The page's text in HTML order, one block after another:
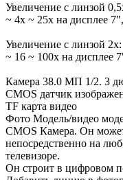
Увеличение с линзой
~ 4х ~ 25х на дисплее
Увеличение с линзой 2х:
~ 16 ~ 100х на дисплее
Камера 38.0 МП 1/2. 3
CMOS датчик
TF карта видео
Фото Модель/видео
CMOS Камера. Он
непосредственно на
телевизоре.
Он строит в цифровом